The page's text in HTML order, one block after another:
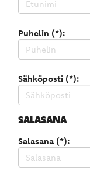
Puhelin (*):
Sähköposti (*):
SALASANA
Salasana (*):